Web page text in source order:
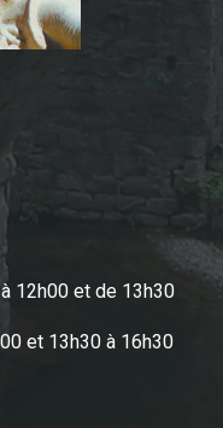
12h00 et de 13h30
et 13h30 à 16h30